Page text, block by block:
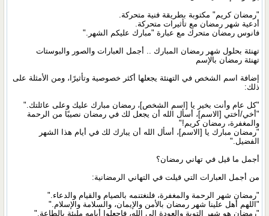
"رمضان كريم" مكتوبة بطريقة فنية متحركة.
أدعية شهر رمضان مع تأثيرات متحركة.
فانوس رمضان متحرك مع عبارة "مبارك عليكم الشهر."
تهنئة بحلول شهر رمضان المبارك .. أجمل العبارات والصور والبوستات
تهنئة رمضان بالإسم
إضافة اسم الشخص في التهنئة يجعلها أكثر خصوصية وتأثيرًا، ومن الأمثلة على
ذلك:
"كل عام وأنت بخير يا [اسم الشخص]، رمضان مبارك عليك وعلى عائلتك."
"أخي/أختي [الاسم]، أسأل الله أن يجعل لك في رمضان نصيبًا من الرحمة
والمغفرة، رمضان كريم!"
"رمضان مبارك يا [الاسم]، أسأل الله أن يبارك لك في أيام هذا الشهر
الفضيل."
أجمل ما قيل في تهاني رمضان؟
من أجمل العبارات التي قيلت في التهاني الرمضانية:
"رمضان شهر الرحمة والمغفرة، فلنغتنمه بالصيام والقيام والدعاء."
"اللهم أهل علينا شهر رمضان بالأمن والإيمان، والسلامة والإسلام."
"رمضان هو شهر التوبة والعودة إلى الله، فاجعلوا أيامه مليئة بالطاعة."